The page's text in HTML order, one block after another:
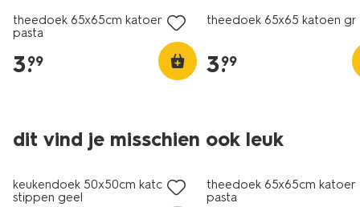
theedoek 65x65cm katoen
pasta
3.
99
theedoek 65x65 katoen
3.
99
dit vind je misschien ook leuk
keukendoek 50x50cm katoen
stippen geel
theedoek 65x65cm katoen
pasta